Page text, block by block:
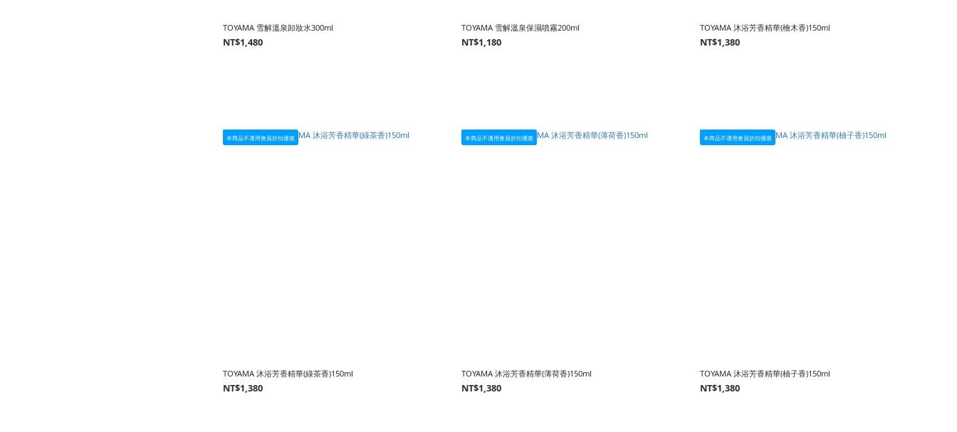
TOYAMA 雪解溫泉卸妝水300ml
NT$1,480
TOYAMA 雪解溫泉保濕噴霧200ml
NT$1,180
TOYAMA 沐浴芳香精華(檜木香)150ml
NT$1,380
本商品不適用會員折扣優惠
TOYAMA 沐浴芳香精華(綠茶香)150ml
NT$1,380
本商品不適用會員折扣優惠
TOYAMA 沐浴芳香精華(薄荷香)150ml
NT$1,380
本商品不適用會員折扣優惠
TOYAMA 沐浴芳香精華(柚子香)150ml
NT$1,380